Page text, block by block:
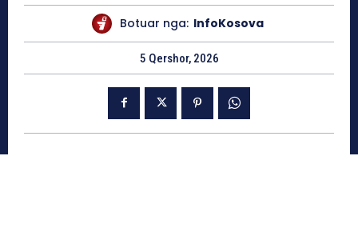
Botuar nga: InfoKosova
5 Qershor, 2026